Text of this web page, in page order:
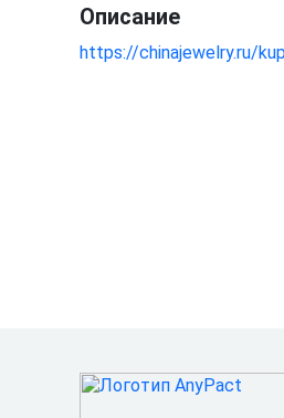
Описание
https://chinajewelry.ru/